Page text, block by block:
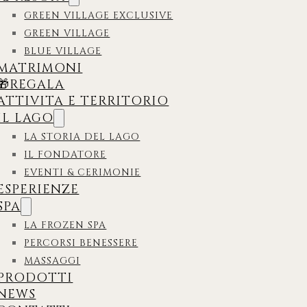
GREEN VILLAGE EXCLUSIVE
GREEN VILLAGE
BLUE VILLAGE
E TERRITORIO
LAGO
LA STORIA DEL LAGO
IL FONDATORE
EVENTI & CERIMONIE
LA FROZEN SPA
PERCORSI BENESSERE
MASSAGGI